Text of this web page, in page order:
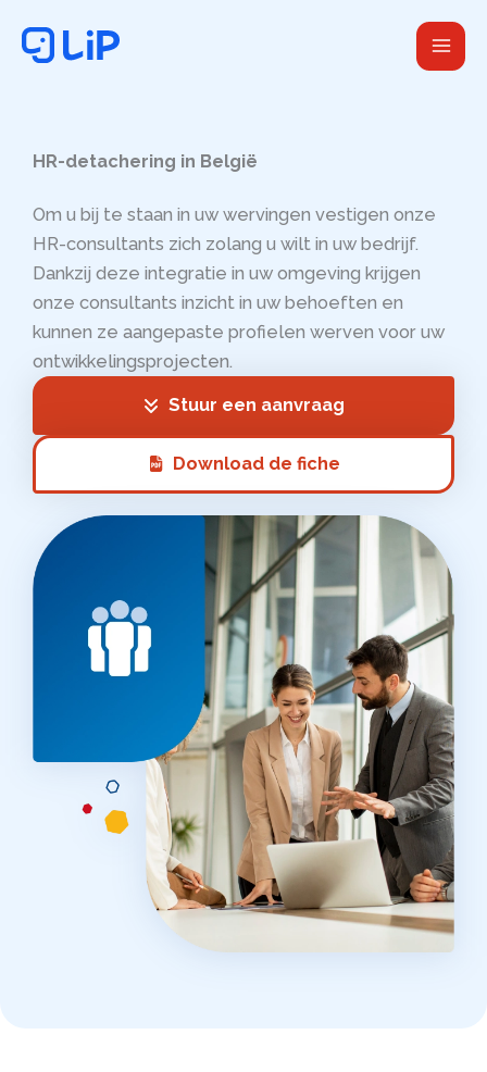
naar
HR-detachering in België
Om u bij te staan in uw wervingen vestigen onze
HR-consultants zich zolang u wilt in uw bedrijf.
Dankzij deze integratie in uw omgeving krijgen
onze consultants inzicht in uw behoeften en
kunnen ze aangepaste profielen werven voor uw
ontwikkelingsprojecten.
Stuur een aanvraag
Download de fiche